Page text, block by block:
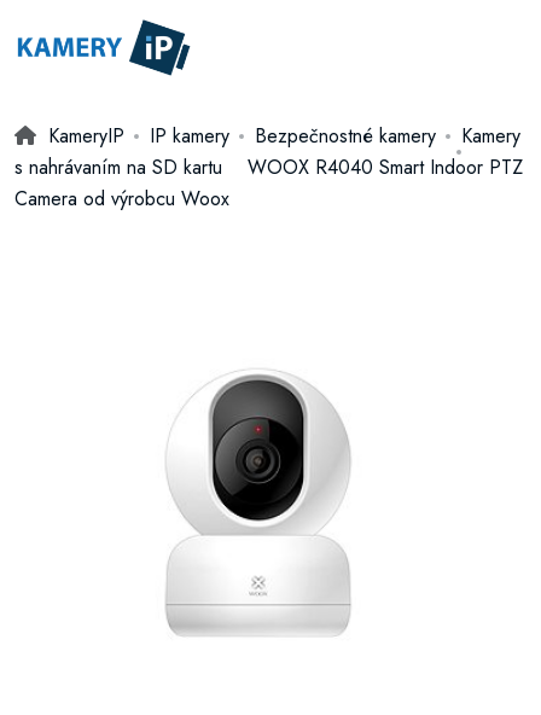
KameryIP IP kamery Bezpečnostné kamery
Kamery
s nahrávaním na SD kartu
WOOX R4040 Smart Indoor PTZ
Camera od výrobcu Woox